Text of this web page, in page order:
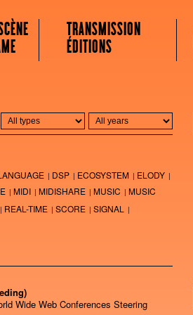
TRANSMISSION
ÉDITIONS
DSP ECOSYSTEM
ELODY
MIDI MIDISHARE MUSIC
MUSIC
REAL-TIME SCORE
SIGNAL
Wide Web Conferences Steering